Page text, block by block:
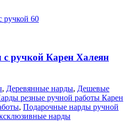
ручкой Карен Халеян
, Деревянные нарды, Дешевые
резные ручной работы Карен
, Подарочные нарды ручной
нарды